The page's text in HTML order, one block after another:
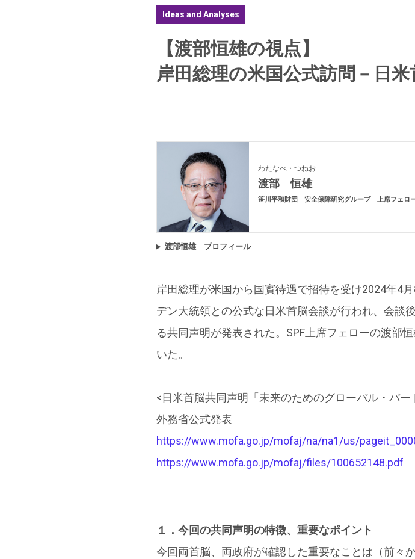
Ideas and Analyses
【渡部恒雄の視点】
岸田総理の米国公式訪問－日
わたなべ・つねお
渡部 恒雄
笹川平和財団 安全保障研究グループ 上席フェロ
渡部恒雄 プロフィール
岸田総理が米国から国賓待遇で招待を受け2024年4
デン大統領との公式な日米首脳会談が行われ、会談
る共同声明が発表された。SPF上席フェローの渡部
いた。
<日米首脳共同声明「未来のためのグローバル・パー
外務省公式発表
https://www.mofa.go.jp/mofaj/na/na1/us/
https://www.mofa.go.jp/mofaj/files/100652148.pdf
１．今回の共同声明の特徴、重要なポイント
今回両首脳、両政府が確認した重要なことは（前々